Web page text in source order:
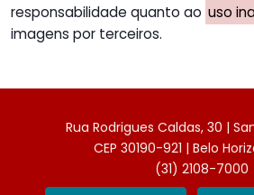
responsabilidade quanto ao uso
imagens por terceiros.
Rua Rodrigues Caldas, 30 |
CEP 30190-921 | Belo
(31) 2108-7000